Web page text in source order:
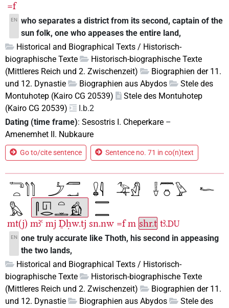
=f
EN who separates a district from its second, captain of the
sun folk, one who appeases the entire land,
Historical and Biographical Texts / Historisch-
biographische Texte
Historisch-biographische Texte
(Mittleres Reich und 2. Zwischenzeit)
Biographien der 11.
und 12. Dynastie
Biographien aus Abydos
Stele des
Montuhotep (Kairo CG 20539)
Stele des Montuhotep
(Kairo CG 20539)
I.b.2
Dating (time frame): Sesostris I. Cheperkare –
Amenemhet II. Nubkaure
Go to/cite sentence Sentence no. 71 in co(n)text
mt(j) mꜣꜥ mj Ḏḥw.tj sn.nw =f m shr.t tꜣ.DU
EN one truly accurate like Thoth, his second in appeasing
the two lands,
Historical and Biographical Texts / Historisch-
biographische Texte
Historisch-biographische Texte
(Mittleres Reich und 2. Zwischenzeit)
Biographien der 11.
und 12. Dynastie
Biographien aus Abydos
Stele des